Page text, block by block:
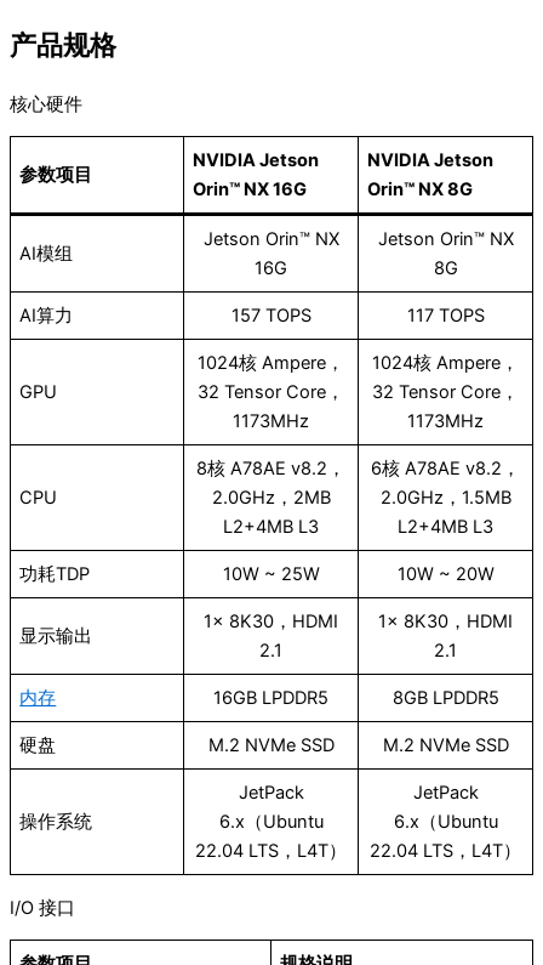
产品规格
核心硬件
参数项目
NVIDIA Jetson
Orin™ NX 16G
NVIDIA Jetson
Orin™ NX 8G
AI模组
Jetson Orin™ NX
16G
Jetson Orin™ NX
8G
AI算力 157 TOPS 117 TOPS
GPU
1024核 Ampere，
32 Tensor Core，
1173MHz
1024核 Ampere，
32 Tensor Core，
1173MHz
CPU
8核 A78AE v8.2，
2.0GHz，2MB
L2+4MB L3
6核 A78AE v8.2，
2.0GHz，1.5MB
L2+4MB L3
功耗TDP 10W ~ 25W 10W ~ 20W
显示输出
1× 8K30，HDMI
2.1
1× 8K30，HDMI
2.1
内存 16GB LPDDR5 8GB LPDDR5
硬盘 M.2 NVMe SSD M.2 NVMe SSD
操作系统
JetPack
6.x（Ubuntu
22.04 LTS，L4T）
JetPack
6.x（Ubuntu
22.04 LTS，L4T）
I/O 接口